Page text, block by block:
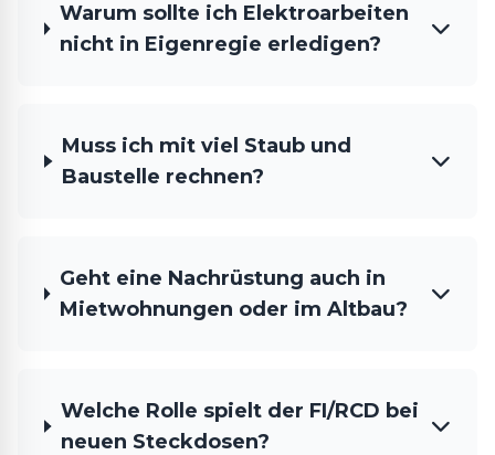
Warum sollte ich Elektroarbeiten
nicht in Eigenregie erledigen?
Muss ich mit viel Staub und
Baustelle rechnen?
Geht eine Nachrüstung auch in
Mietwohnungen oder im Altbau?
Welche Rolle spielt der FI/RCD bei
neuen Steckdosen?